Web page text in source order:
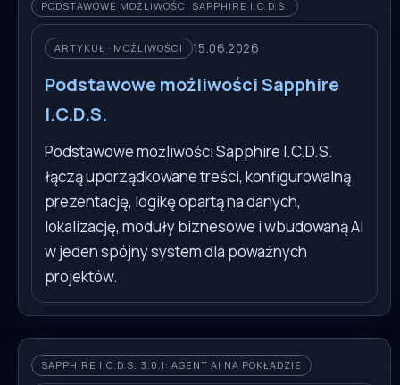
PODSTAWOWE MOŻLIWOŚCI SAPPHIRE I.C.D.S.
ARTYKUŁ · MOŻLIWOŚCI 15.06.2026
Podstawowe możliwości Sapphire
I.C.D.S.
Podstawowe możliwości Sapphire I.C.D.S.
łączą uporządkowane treści, konfigurowalną
prezentację, logikę opartą na danych,
lokalizację, moduły biznesowe i wbudowaną AI
w jeden spójny system dla poważnych
projektów.
SAPPHIRE I.C.D.S. 3.0.1: AGENT AI NA POKŁADZIE